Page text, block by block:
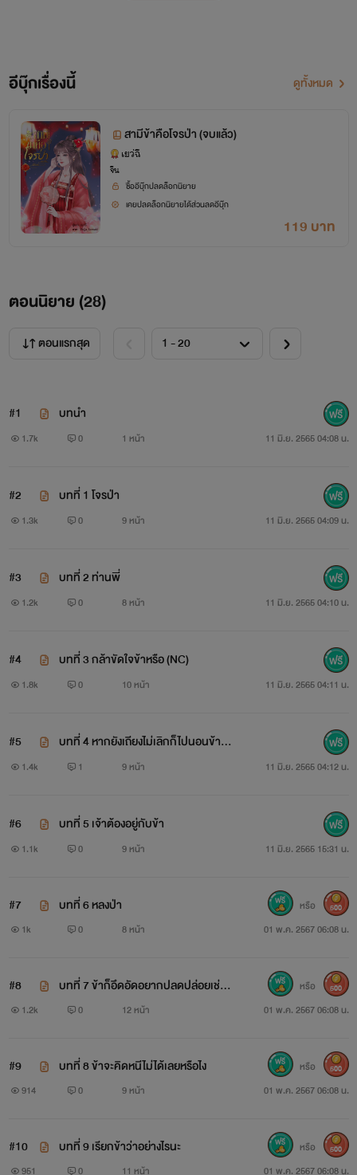
ในใจของนางรู้สึกหวาดหวั่นอยู่บ้างแต่มาถึงขนาดนี้แล้วจะรอให้
เขารังแกนางอยู่ฝ่ายเดียวไม่ได้เสียหรอก หากคิดรังแกนางขึ้นมา
อีกนางจะไม่ยอมอีกต่อไป
"พรุ่งนี้พวกนั้นจะเอาเตียงเข้ามาให้ คืนนี้ก็ทนนอนเบียดกันไป
โดยไม่มีความเกรงกลัว
แล้ว นางเอาแต่เถียงเขาทุกคำเลย
ยังคงเถียงเขาฉอดๆ จนเขาเริ่มจะหมดความอดทน
"ข้าไม่ไปไหนทั้งนั้น!"
"งั้นก็นอนที่พื้นหากยังเถียงไม่เลิกก็เชิญออกไปนอนข้างนอก!" ลู่
เหมยก็ไม่ยอมเช่นกันนางกล่าวขึ้นด้วยน้ำเสียงหนักแน่นแววตา
"เจ้าเป็นแค่เมียอย่ามาสั่งข้า!"
"หัวหน้ายังไม่นอนอีกหรือ" ลูกน้องที่เดินตรวจดูความปลอดภัย
รอบหมู่บ้านเห็นหัวหน้ายังไม่เข้านอนจึงเอ่ยทัก
"ข้าแค่ออกมารับลมเฉยๆ" เฉิงไห่กล่าวขึ้นโดยที่มือหนาก็ค่อยๆ
ปัดหมอนใบเล็กให้ออกห่างจากตัวไปด้วย
สำหรับใครที่ต้องการผ่อนคลายสมองสามารถอ่านเรื่องนี้ได้เลยค่ะ
หากมีตรงไหนผิดพลาดหรือมีข้อเสนอแนะอะไรบอกได้เลยนะคะ
อีบุ๊กเรื่องนี้ ดูทั้งหมด
สามีข้าคือโจรป่า (จบแล้ว)
เยว่ฉี
จีน
ซื้ออีบุ๊กปลดล็อกนิยาย
เคยปลดล็อกนิยายได้ส่วนลดอีบุ๊ก
119 บาท
ตอนนิยาย (28)
ตอนแรกสุด
#1 บทนำ
1.7k 0 1 หน้า 11 มิ.ย. 2565 04:08 น.
#2 บทที่ 1 โจรป่า
1.3k 0 9 หน้า 11 มิ.ย. 2565 04:09 น.
#3 บทที่ 2 ท่านพี่
1.2k 0 8 หน้า 11 มิ.ย. 2565 04:10 น.
#4 บทที่ 3 กล้าขัดใจข้าหรือ (NC)
1.8k 0 10 หน้า 11 มิ.ย. 2565 04:11 น.
#5
บทที่ 4 หากยังเถียงไม่เลิกก็ไปนอนข้างน
อก
1.4k 1 9 หน้า 11 มิ.ย. 2565 04:12 น.
#6 บทที่ 5 เจ้าต้องอยู่กับข้า
1.1k 0 9 หน้า 11 มิ.ย. 2565 15:31 น.
#7 บทที่ 6 หลงป่า
1k 0 8 หน้า 01 พ.ค. 2567 06:08 น.
หรือ 500
#8
บทที่ 7 ข้าก็อึดอัดอยากปลดปล่อยเช่นกั
น NC เบาๆๆๆ
1.2k 0 12 หน้า 01 พ.ค. 2567 06:08 น.
หรือ 500
#9 บทที่ 8 ข้าจะคิดหนีไม่ได้เลยหรือไง
914 0 9 หน้า 01 พ.ค. 2567 06:08 น.
หรือ 500
#10 บทที่ 9 เรียกข้าว่าอย่างไรนะ
951 0 11 หน้า 01 พ.ค. 2567 06:08 น.
หรือ 500